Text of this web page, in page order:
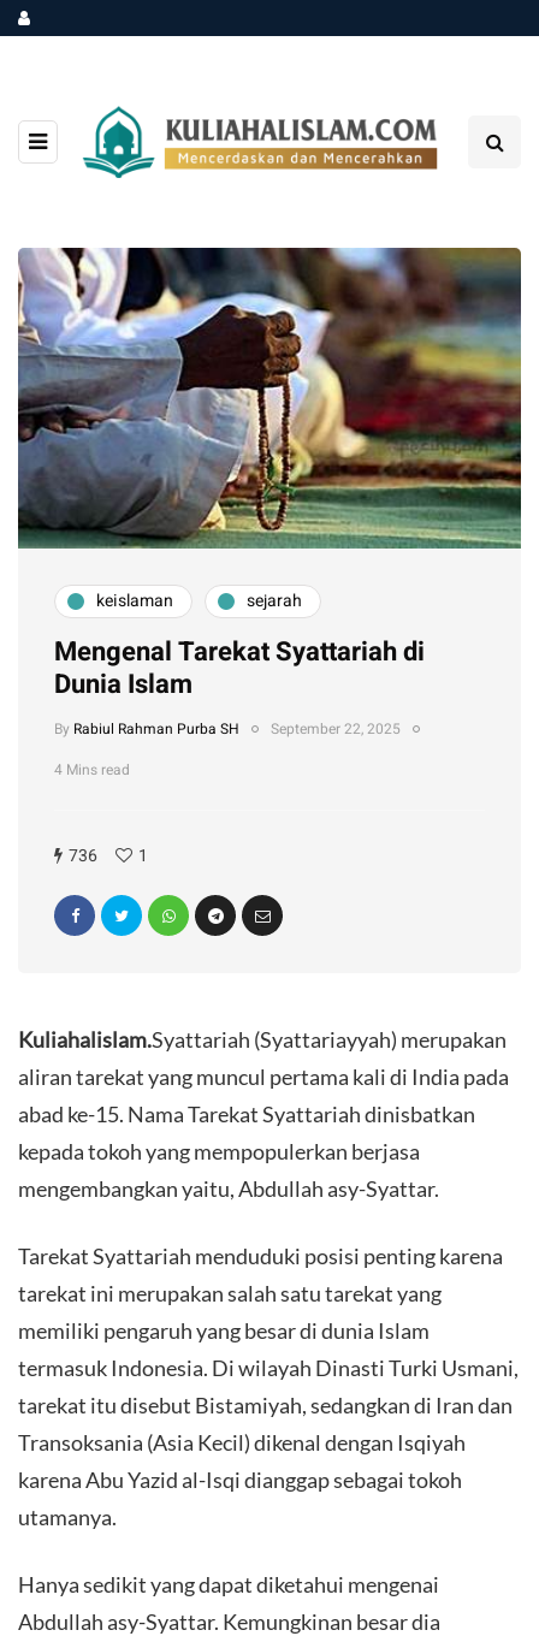
keislaman sejarah
Mengenal Tarekat Syattariah di
Dunia Islam
By Rabiul Rahman Purba SH
September 22, 2025
4 Mins read
736 1
Kuliahalislam.Syattariah (Syattariayyah) merupakan
aliran tarekat yang muncul pertama kali di India pada
abad ke-15. Nama Tarekat Syattariah dinisbatkan
kepada tokoh yang mempopulerkan berjasa
mengembangkan yaitu, Abdullah asy-Syattar.
Tarekat Syattariah menduduki posisi penting karena
tarekat ini merupakan salah satu tarekat yang
memiliki pengaruh yang besar di dunia Islam
termasuk Indonesia. Di wilayah Dinasti Turki Usmani,
tarekat itu disebut Bistamiyah, sedangkan di Iran dan
Transoksania (Asia Kecil) dikenal dengan Isqiyah
karena Abu Yazid al-Isqi dianggap sebagai tokoh
utamanya.
Hanya sedikit yang dapat diketahui mengenai
Abdullah asy-Syattar. Kemungkinan besar dia